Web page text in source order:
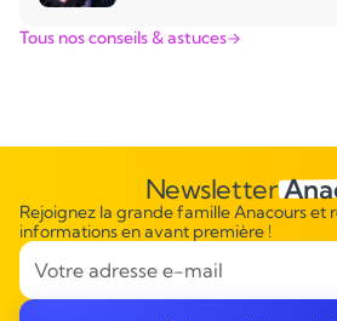
Tous nos conseils & astuces
Newsletter
Rejoignez la grande famille Anacours et
informations en avant première !